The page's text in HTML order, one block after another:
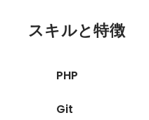
スキルと特徴
PHP
Git